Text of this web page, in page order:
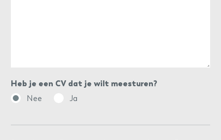
Heb je een CV dat je wilt meesturen?
Nee
Ja